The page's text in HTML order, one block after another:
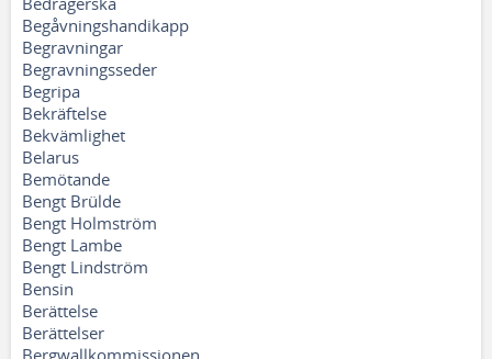
Begåvningshandikapp
Begravningar
Begravningsseder
Begripa
Bekräftelse
Bekvämlighet
Belarus
Bemötande
Bengt Brülde
Bengt Holmström
Bengt Lambe
Bengt Lindström
Bensin
Berättelse
Berättelser
Bergwallkommissionen